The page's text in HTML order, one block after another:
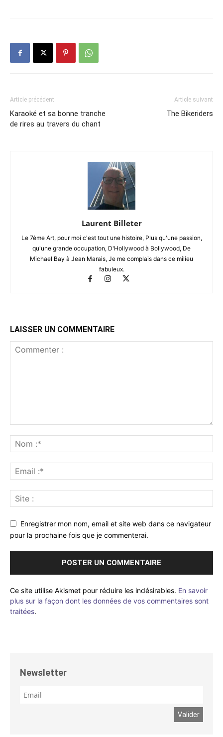
Article précédent
Karaoké et sa bonne tranche
de rires au travers du chant
Article suivant
The Bikeriders
Laurent Billeter
Le 7ème Art, pour moi c'est tout une histoire, Plus qu'une passion,
qu'une grande occupation, D'Hollywood à Bollywood, De
Michael Bay à Jean Marais, Je me complais dans ce milieu
fabuleux.
LAISSER UN COMMENTAIRE
Enregistrer mon nom, email et site web dans ce navigateur
pour la prochaine fois que je commenterai.
Ce site utilise Akismet pour réduire les indésirables. En savoir
plus sur la façon dont les données de vos commentaires sont
traitées.
Newsletter